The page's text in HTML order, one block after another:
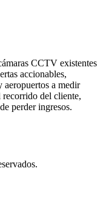
CCTV existentes
accionables,
aeropuertos a medir
del cliente,
perder ingresos.